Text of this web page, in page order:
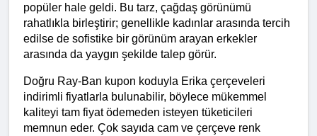
popüler hale geldi. Bu tarz, çağdaş görünümü
rahatlıkla birleştirir; genellikle kadınlar arasında tercih
edilse de sofistike bir görünüm arayan erkekler
arasında da yaygın şekilde talep görür.
Doğru Ray-Ban kupon koduyla Erika çerçeveleri
indirimli fiyatlarla bulunabilir, böylece mükemmel
kaliteyi tam fiyat ödemeden isteyen tüketicileri
memnun eder. Çok sayıda cam ve çerçeve renk